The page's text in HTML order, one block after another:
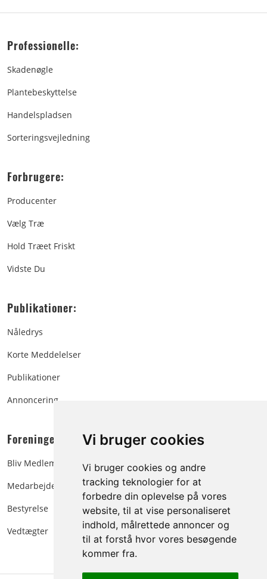
Vi bruger cookies
Vi bruger cookies og andre
tracking teknologier for at
forbedre din oplevelse på vores
website, til at vise personaliseret
indhold, målrettede annoncer og
til at forstå hvor vores besøgende
kommer fra.
Professionelle:
Skadenøgle
Plantebeskyttelse
Handelspladsen
Sorteringsvejledning
Forbrugere:
Producenter
Vælg Træ
Hold Træet Friskt
Vidste Du
Publikationer:
Nåledrys
Korte Meddelelser
Publikationer
Annoncering
Foreningen:
Bliv Medlem
Medarbejdere
Bestyrelse
Vedtægter